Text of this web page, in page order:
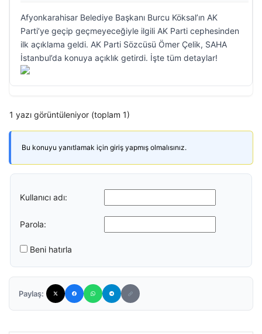
Afyonkarahisar Belediye Başkanı Burcu Köksal’ın AK
Parti’ye geçip geçmeyeceğiyle ilgili AK Parti cephesinden
ilk açıklama geldi. AK Parti Sözcüsü Ömer Çelik, SAHA
İstanbul’da konuya açıklık getirdi. İşte tüm detaylar!
1 yazı görüntüleniyor (toplam 1)
Bu konuyu yanıtlamak için giriş yapmış olmalısınız.
Kullanıcı adı:
Parola:
Beni hatırla
Paylaş: